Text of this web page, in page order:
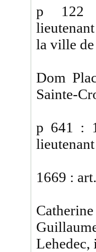
p 122 :
la ville
Dom
Sainte-
p 641 :
1669 :
Lehedec,